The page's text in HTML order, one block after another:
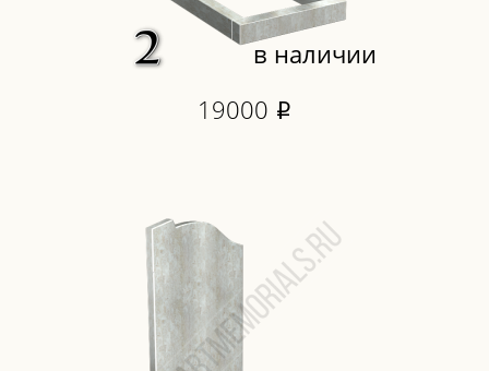
в наличии
19000 i